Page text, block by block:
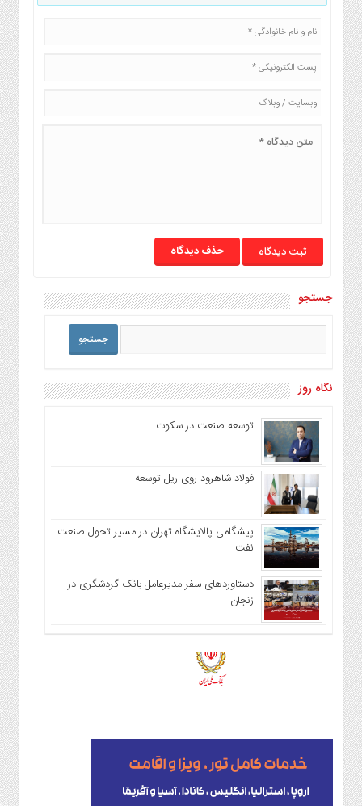
حذف دیدگاه
جستجو
نگاه روز
توسعه صنعت در سکوت
فولاد شاهرود روی ریل توسعه
پیشگامی پالایشگاه تهران در مسیر تحول صنعت
نفت
دستاوردهای سفر مدیرعامل بانک گردشگری در
زنجان